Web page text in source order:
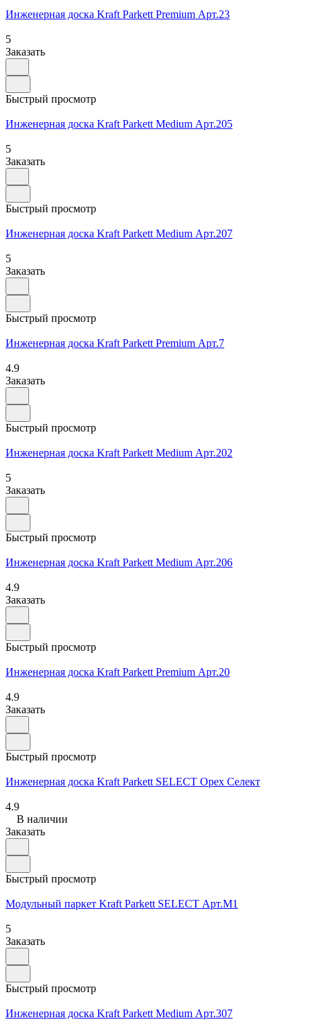
Инженерная доска Kraft Parkett Premium Арт.23
5
Заказать
Быстрый просмотр
Инженерная доска Kraft Parkett Medium Арт.205
5
Заказать
Быстрый просмотр
Инженерная доска Kraft Parkett Medium Арт.207
5
Заказать
Быстрый просмотр
Инженерная доска Kraft Parkett Premium Арт.7
4.9
Заказать
Быстрый просмотр
Инженерная доска Kraft Parkett Medium Арт.202
5
Заказать
Быстрый просмотр
Инженерная доска Kraft Parkett Medium Арт.206
4.9
Заказать
Быстрый просмотр
Инженерная доска Kraft Parkett Premium Арт.20
4.9
Заказать
Быстрый просмотр
Инженерная доска Kraft Parkett SELECT Орех Селект
4.9
В наличии
Заказать
Быстрый просмотр
Модульный паркет Kraft Parkett SELECT Арт.М1
5
Заказать
Быстрый просмотр
Инженерная доска Kraft Parkett Medium Арт.307